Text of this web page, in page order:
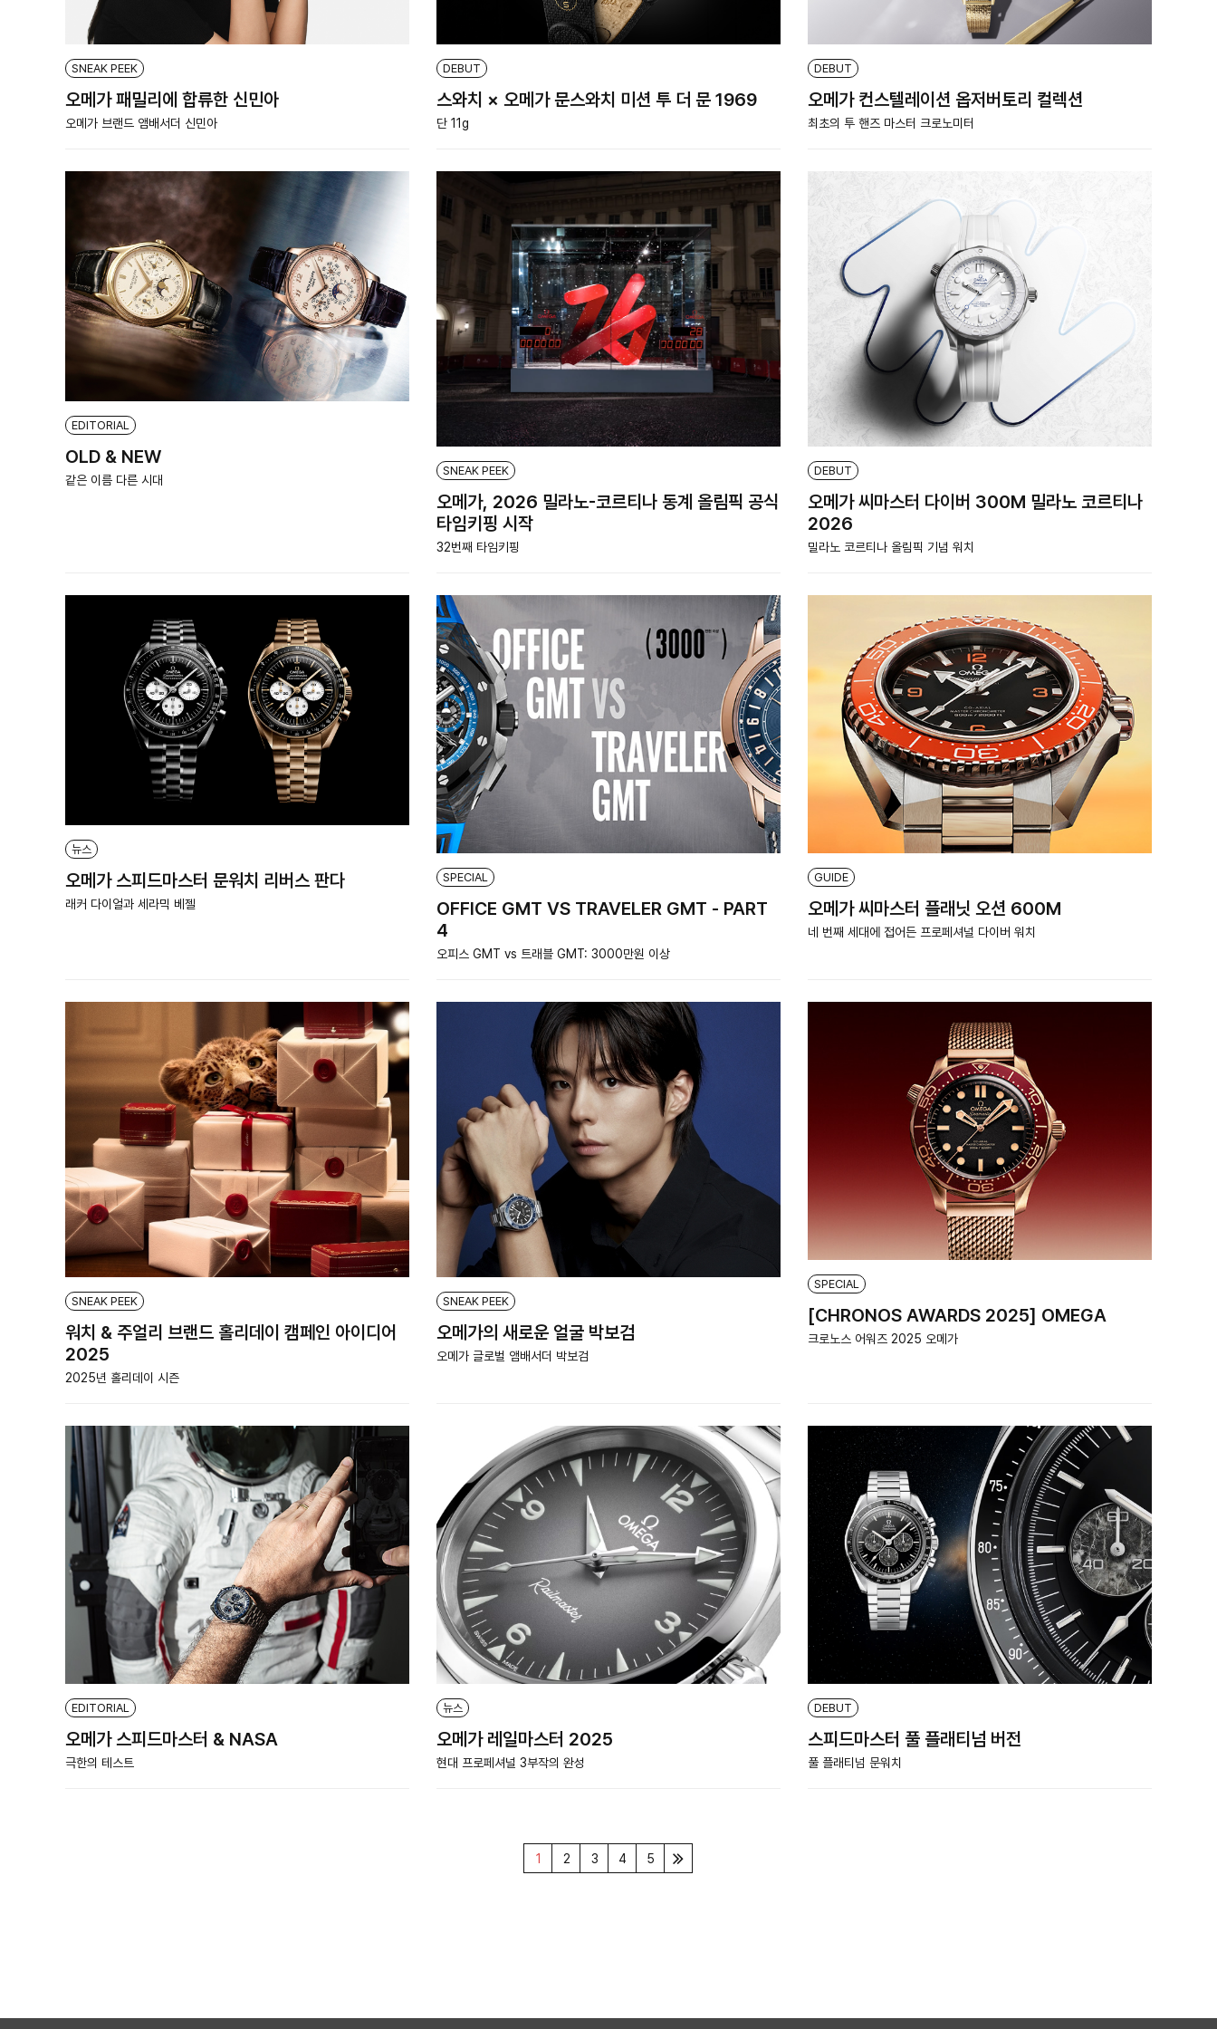
SNEAK PEEK
오메가 패밀리에 합류한 신민아
오메가 브랜드 앰배서더 신민아
DEBUT
스와치 × 오메가 문스와치 미션 투 더 문 1969
단 11g
DEBUT
오메가 컨스텔레이션 옵저버토리 컬렉션
최초의 투 핸즈 마스터 크로노미터
EDITORIAL
OLD & NEW
같은 이름 다른 시대
SNEAK PEEK
오메가, 2026 밀라노-코르티나 동계 올림픽 공식
타임키핑 시작
32번째 타임키핑
DEBUT
오메가 씨마스터 다이버 300M 밀라노 코르티나
2026
밀라노 코르티나 올림픽 기념 워치
뉴스
오메가 스피드마스터 문워치 리버스 판다
래커 다이얼과 세라믹 베젤
SPECIAL
OFFICE GMT VS TRAVELER GMT - PART
4
오피스 GMT vs 트래블 GMT: 3000만원 이상
GUIDE
오메가 씨마스터 플래닛 오션 600M
네 번째 세대에 접어든 프로페셔널 다이버 워치
SNEAK PEEK
워치 & 주얼리 브랜드 홀리데이 캠페인 아이디어
2025
2025년 홀리데이 시즌
SNEAK PEEK
오메가의 새로운 얼굴 박보검
오메가 글로벌 앰배서더 박보검
SPECIAL
[CHRONOS AWARDS 2025] OMEGA
크로노스 어워즈 2025 오메가
EDITORIAL
오메가 스피드마스터 & NASA
극한의 테스트
뉴스
오메가 레일마스터 2025
현대 프로페셔널 3부작의 완성
DEBUT
스피드마스터 풀 플래티넘 버전
풀 플래티넘 문워치
1 2 3 4 5